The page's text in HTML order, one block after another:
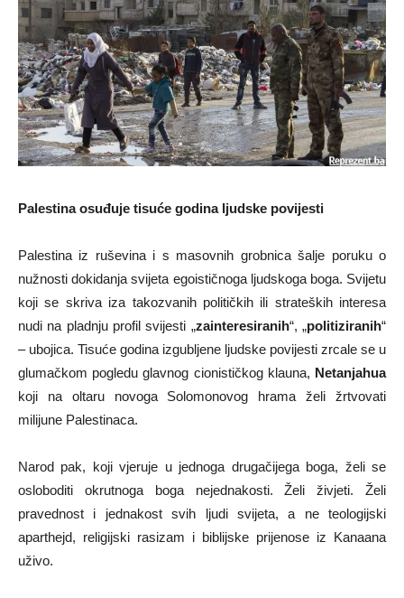
Palestina osuđuje tisuće godina ljudske povijesti
Palestina iz ruševina i s masovnih grobnica šalje poruku o
nužnosti dokidanja svijeta egoističnoga ljudskoga boga. Svijetu
koji se skriva iza takozvanih političkih ili strateških interesa
nudi na pladnju profil svijesti „zainteresiranih“, „politiziranih“
– ubojica. Tisuće godina izgubljene ljudske povijesti zrcale se u
glumačkom pogledu glavnog cionističkog klauna, Netanjahua
koji na oltaru novoga Solomonovog hrama želi žrtvovati
milijune Palestinaca.
Narod pak, koji vjeruje u jednoga drugačijega boga, želi se
osloboditi okrutnoga boga nejednakosti. Želi živjeti. Želi
pravednost i jednakost svih ljudi svijeta, a ne teologijski
aparthejd, religijski rasizam i biblijske prijenose iz Kanaana
uživo.